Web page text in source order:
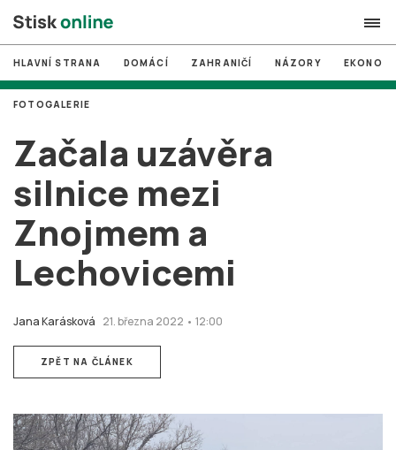
search
# MUNI
# Brno
# volby
login PŘIHLÁSIT SE
Zapomněli jste heslo?
HLAVNÍ STRANA DOMÁCÍ ZAHRANIČÍ NÁZORY
Začala uzávěra
silnice mezi
Znojmem a
Lechovicemi
Jana Karásková 21. března 2022 • 12:00
FOTOGALERIE
ZPĚT NA ČLÁNEK